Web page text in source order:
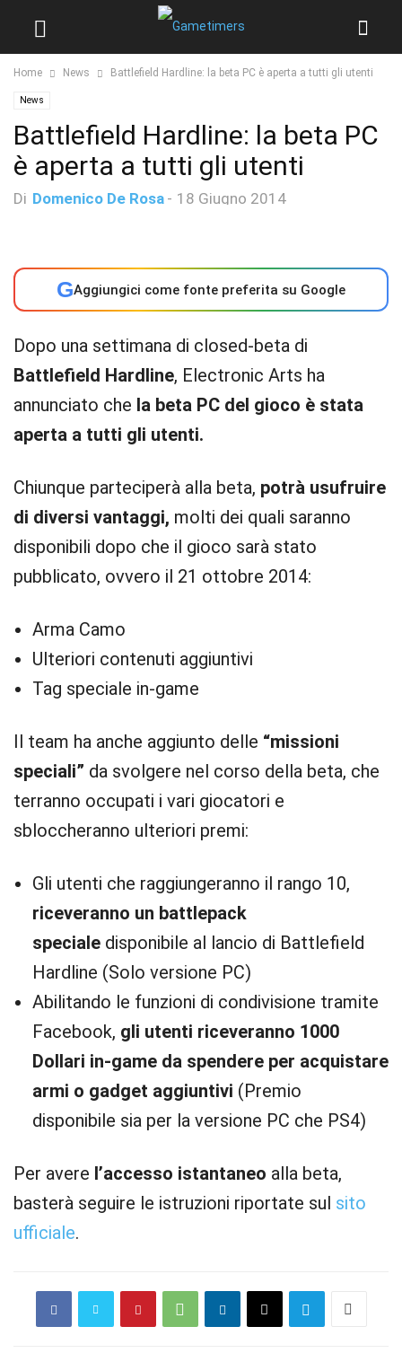
Home News Battlefield Hardline: la beta PC è aperta a tutti gli utenti
News
Battlefield Hardline: la beta PC
è aperta a tutti gli utenti
Di Domenico De Rosa - 18 Giugno 2014
GAggiungici come fonte preferita su Google
Dopo una settimana di closed-beta di
Battlefield Hardline, Electronic Arts ha
annunciato che la beta PC del gioco è stata
aperta a tutti gli utenti.
Chiunque parteciperà alla beta, potrà usufruire
di diversi vantaggi, molti dei quali saranno
disponibili dopo che il gioco sarà stato
pubblicato, ovvero il 21 ottobre 2014:
Arma Camo
Ulteriori contenuti aggiuntivi
Tag speciale in-game
Il team ha anche aggiunto delle “missioni
speciali” da svolgere nel corso della beta, che
terranno occupati i vari giocatori e
sbloccheranno ulteriori premi:
Gli utenti che raggiungeranno il rango 10,
riceveranno un battlepack
speciale disponibile al lancio di Battlefield
Hardline (Solo versione PC)
Abilitando le funzioni di condivisione tramite
Facebook, gli utenti riceveranno 1000
Dollari in-game da spendere per acquistare
armi o gadget aggiuntivi (Premio
disponibile sia per la versione PC che PS4)
Per avere l’accesso istantaneo alla beta,
basterà seguire le istruzioni riportate sul sito
ufficiale.